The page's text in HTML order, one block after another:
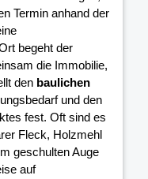
Termin anhand der
begeht der
die Immobilie,
den baulichen
und den
fest. Oft sind es
Fleck, Holzmehl
geschulten Auge
auf